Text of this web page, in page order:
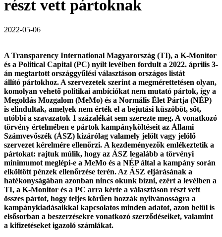
részt vett pártoknak
2022-05-06
A Transparency International Magyarország (TI), a K-Monitor
és a Political Capital (PC) nyílt levélben fordult a 2022. április 3-
án megtartott országgyűlési választáson országos listát
állító pártokhoz. A szervezetek szerint a megmérettetésen olyan,
komolyan vehető politikai ambíciókat nem mutató pártok, így a
Megoldás Mozgalom (MeMo) és a Normális Élet Pártja (NÉP)
is elindultak, amelyek nem érték el a bejutási küszöböt, sőt,
utóbbi a szavazatok 1 százalékát sem szerezte meg. A vonatkozó
törvény értelmében e pártok kampányköltéseit az Állami
Számvevőszék (ÁSZ) kizárólag valamely jelölt vagy jelölő
szervezet kérelmére ellenőrzi. A kezdeményezők emlékeztetik a
pártokat: rajtuk múlik, hogy az ÁSZ legalább a törvényi
minimumot meglépi-e a MeMo és a NÉP által a kampány során
elköltött pénzek ellenőrzése terén. Az ÁSZ eljárásának a
hatékonyságában azonban nincs okunk bízni, ezért a levélben a
TI, a K-Monitor és a PC arra kérte a választáson részt vett
összes pártot, hogy teljes körűen hozzák nyilvánosságra a
kampánykiadásaikkal kapcsolatos minden adatot, azon belül is
elsősorban a beszerzésekre vonatkozó szerződéseiket, valamint
a kifizetéseket igazoló számlákat.